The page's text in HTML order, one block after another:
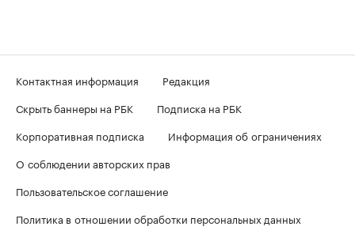
Контактная информация
Редакция
Скрыть баннеры на РБК
Подписка на РБК
Корпоративная подписка
Информация об ограничениях
О соблюдении авторских прав
Пользовательское соглашение
Политика в отношении обработки персональных данных